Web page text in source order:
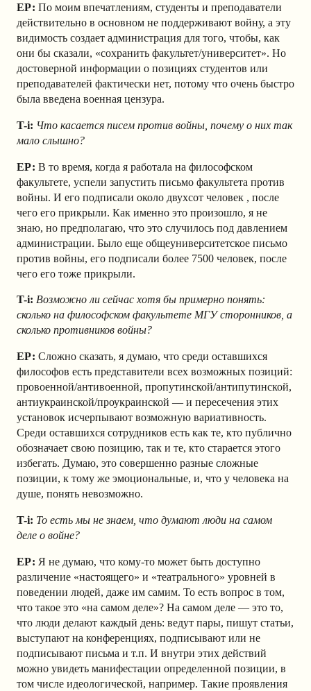
ЕР: По моим впечатлениям, студенты и преподаватели
действительно в основном не поддерживают войну, а эту
видимость создает администрация для того, чтобы, как
они бы сказали, «сохранить факультет/университет». Но
достоверной информации о позициях студентов или
преподавателей фактически нет, потому что очень быстро
была введена военная цензура.
T-i: Что касается писем против войны, почему о них так
мало слышно?
ЕР: В то время, когда я работала на философском
факультете, успели запустить письмо факультета против
войны. И его подписали около двухсот человек , после
чего его прикрыли. Как именно это произошло, я не
знаю, но предполагаю, что это случилось под давлением
администрации. Было еще общеуниверситетское письмо
против войны, его подписали более 7500 человек, после
чего его тоже прикрыли.
T-i: Возможно ли сейчас хотя бы примерно понять:
сколько на философском факультете МГУ сторонников, а
сколько противников войны?
ЕР: Сложно сказать, я думаю, что среди оставшихся
философов есть представители всех возможных позиций:
провоенной/антивоенной, пропутинской/антипутинской,
антиукраинской/проукраинской — и пересечения этих
установок исчерпывают возможную вариативность.
Среди оставшихся сотрудников есть как те, кто публично
обозначает свою позицию, так и те, кто старается этого
избегать. Думаю, это совершенно разные сложные
позиции, к тому же эмоциональные, и, что у человека на
душе, понять невозможно.
T-i: То есть мы не знаем, что думают люди на самом
деле о войне?
ЕР: Я не думаю, что кому-то может быть доступно
различение «настоящего» и «театрального» уровней в
поведении людей, даже им самим. То есть вопрос в том,
что такое это «на самом деле»? На самом деле — это то,
что люди делают каждый день: ведут пары, пишут статьи,
выступают на конференциях, подписывают или не
подписывают письма и т.п. И внутри этих действий
можно увидеть манифестации определенной позиции, в
том числе идеологической, например. Такие проявления